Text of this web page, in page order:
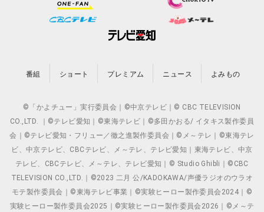
番組 ショート プレミアム ニュース よみもの
©「かよチュー」実行委員会｜©中京テレビ｜© CBC TELEVISION
CO.,LTD. ｜©テレビ愛知｜©東海テレビ｜©多田かおる/ イタキス製作委員
会｜©テレビ愛知・フリュー／徹之進製作委員会｜©メ～テレ｜©東海テレ
ビ、中京テレビ、CBCテレビ、メ～テレ、テレビ愛知｜東海テレビ、中京
テレビ、CBCテレビ、メ～テレ、テレビ愛知｜© Studio Ghibli｜©CBC
TELEVISION CO.,LTD.｜©2023 二月 公/KADOKAWA/声優ラジオのウラオ
モテ製作委員会｜©東海テレビ事業｜©実験ヒーロー製作委員会2024｜©
実験ヒーロー製作委員会2025｜©実験ヒーロー製作委員会2026｜©メ～テ